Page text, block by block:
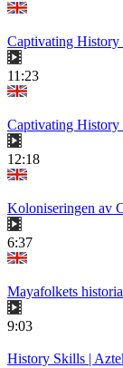
Captivating History
11:23
Captivating History
12:18
Koloniseringen av
6:37
Mayafolkets
9:03
History Skills |